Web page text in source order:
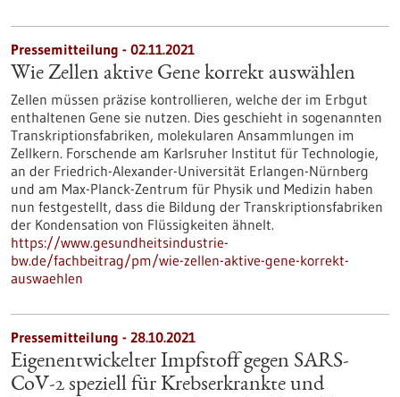
Pressemitteilung - 02.11.2021
Wie Zellen aktive Gene korrekt auswählen
Zellen müssen präzise kontrollieren, welche der im Erbgut
enthaltenen Gene sie nutzen. Dies geschieht in sogenannten
Transkriptionsfabriken, molekularen Ansammlungen im
Zellkern. Forschende am Karlsruher Institut für Technologie,
an der Friedrich-Alexander-Universität Erlangen-Nürnberg
und am Max-Planck-Zentrum für Physik und Medizin haben
nun festgestellt, dass die Bildung der Transkriptionsfabriken
der Kondensation von Flüssigkeiten ähnelt.
https://www.gesundheitsindustrie-
bw.de/fachbeitrag/pm/wie-zellen-aktive-gene-korrekt-
auswaehlen
Pressemitteilung - 28.10.2021
Eigenentwickelter Impfstoff gegen SARS-
CoV-2 speziell für Krebserkrankte und